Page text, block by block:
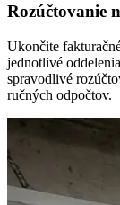
Rozúčtovanie
Ukončite
jednotlivé
spravodlivé
ručných odpočtov.